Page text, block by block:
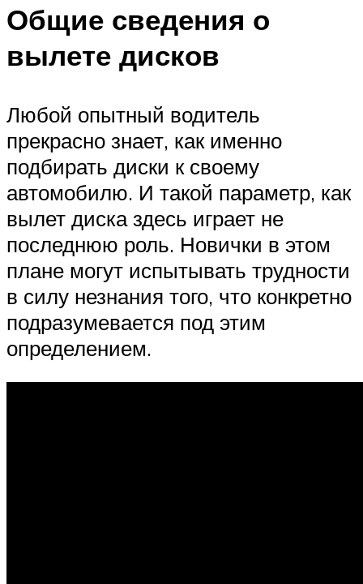
Общие сведения о
вылете дисков
Любой опытный водитель
прекрасно знает, как именно
подбирать диски к своему
автомобилю. И такой параметр, как
вылет диска здесь играет не
последнюю роль. Новички в этом
плане могут испытывать трудности
в силу незнания того, что конкретно
подразумевается под этим
определением.